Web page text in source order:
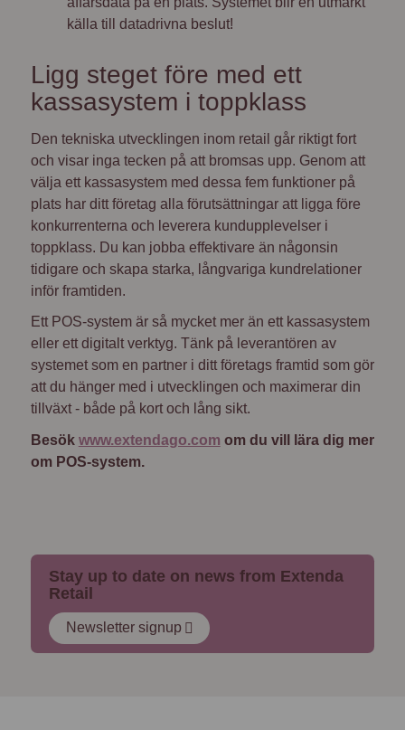
källa till datadrivna beslut!
Ligg steget före med ett
kassasystem i toppklass
Den tekniska utvecklingen inom retail går riktigt fort
och visar inga tecken på att bromsas upp. Genom att
välja ett kassasystem med dessa fem funktioner på
plats har ditt företag alla förutsättningar att ligga före
konkurrenterna och leverera kundupplevelser i
toppklass. Du kan jobba effektivare än någonsin
tidigare och skapa starka, långvariga kundrelationer
inför framtiden.
Ett POS-system är så mycket mer än ett kassasystem
eller ett digitalt verktyg. Tänk på leverantören av
systemet som en partner i ditt företags framtid som gör
att du hänger med i utvecklingen och maximerar din
tillväxt - både på kort och lång sikt.
Besök www.extendago.com om du vill lära dig mer
om POS-system.
Stay up to date on news from Extenda
Retail
Newsletter signup